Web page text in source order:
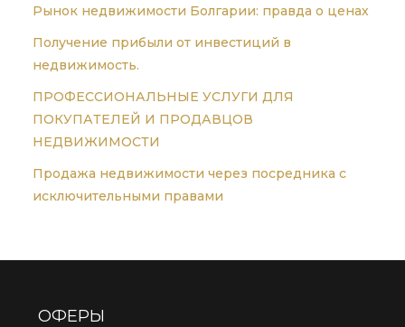
Рынок недвижимости Болгарии: правда о ценах
Получение прибыли от инвестиций в
недвижимость.
ПРОФЕССИОНАЛЬНЫЕ УСЛУГИ ДЛЯ
ПОКУПАТЕЛЕЙ И ПРОДАВЦОВ
НЕДВИЖИМОСТИ
Продажа недвижимости через посредника с
исключительными правами
ОФЕРЫ